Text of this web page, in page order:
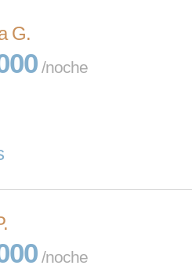
G.
/noche
/noche